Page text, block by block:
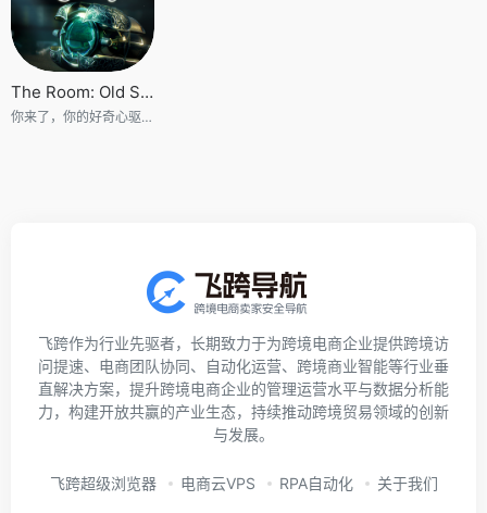
The Room: Old Sins
你来了，你的好奇心驱使你来到了这里。这里是《迷室》
飞跨作为行业先驱者，长期致力于为跨境电商企业提供跨境访
问提速、电商团队协同、自动化运营、跨境商业智能等行业垂
直解决方案，提升跨境电商企业的管理运营水平与数据分析能
力，构建开放共赢的产业生态，持续推动跨境贸易领域的创新
与发展。
飞跨超级浏览器 电商云VPS RPA自动化 关于我们